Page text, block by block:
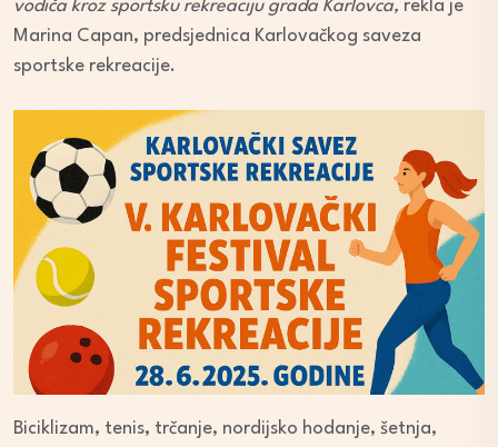
vodiča kroz sportsku rekreaciju grada Karlovca, rekla je
Marina Capan, predsjednica Karlovačkog saveza
sportske rekreacije.
Biciklizam, tenis, trčanje, nordijsko hodanje, šetnja,